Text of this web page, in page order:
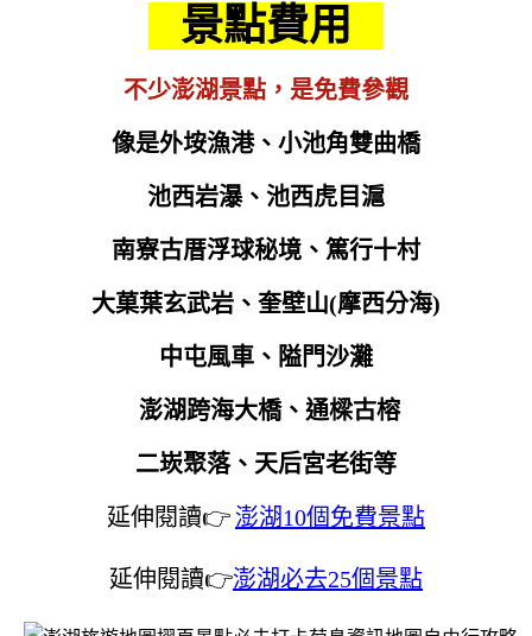
景點費用
不少澎湖景點，是免費參觀
像是外垵漁港、小池角雙曲橋
池西岩瀑、池西虎目滬
南寮古厝浮球秘境、篤行十村
大菓葉玄武岩、奎壁山(摩西分海)
中屯風車、隘門沙灘
澎湖跨海大橋、通樑古榕
二崁聚落、天后宮老街等
延伸閱讀👉 澎湖10個免費景點
延伸閱讀👉澎湖必去25個景點